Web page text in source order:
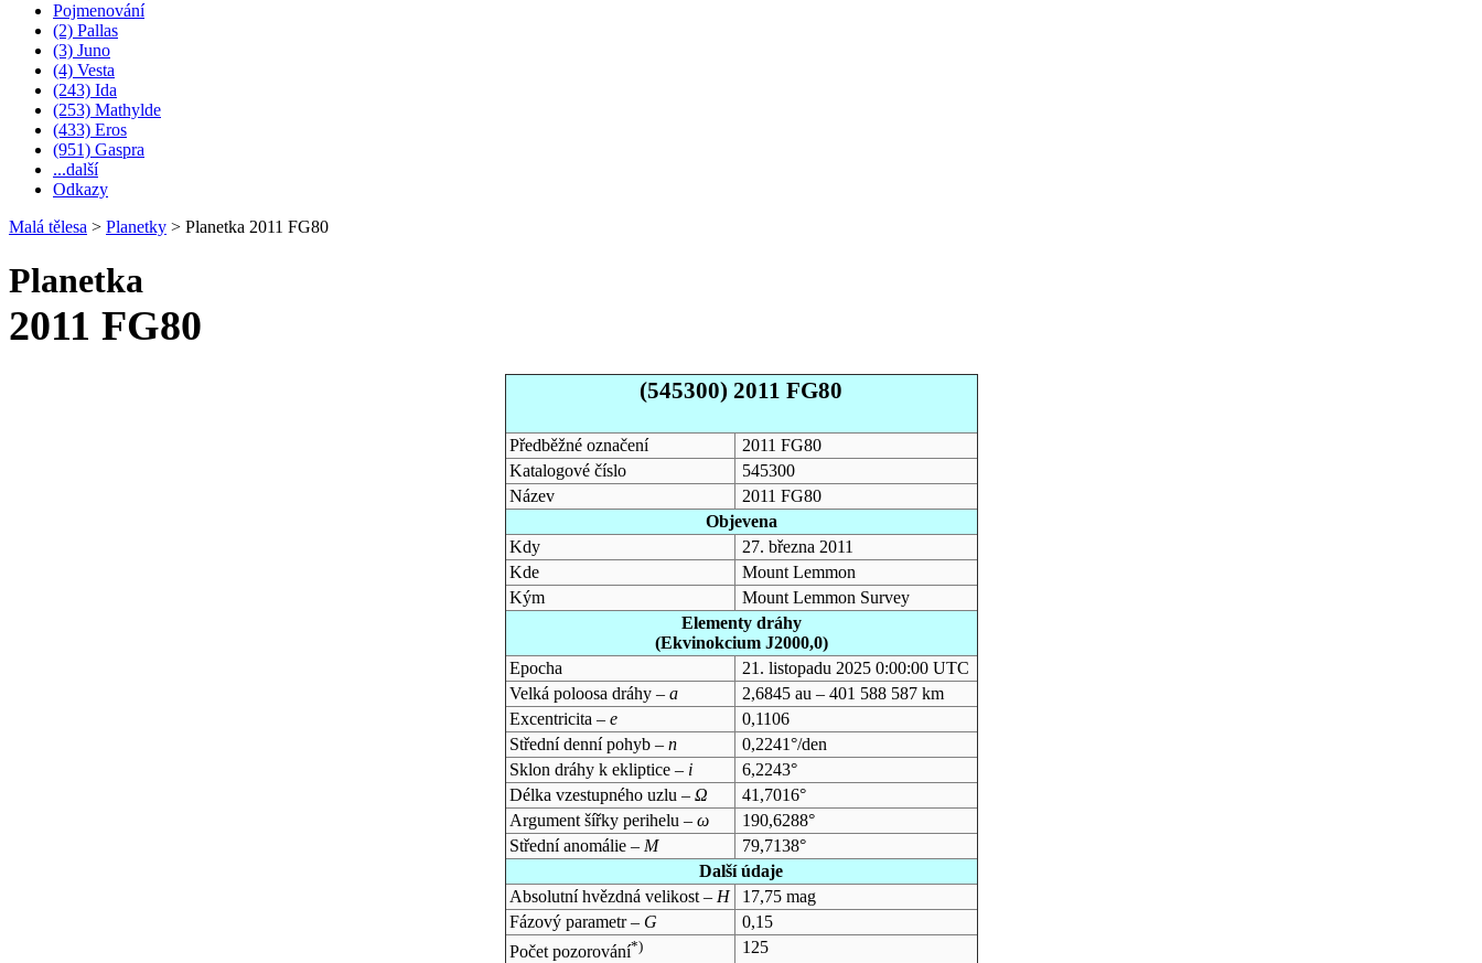
Pojmenování
(2) Pallas
(3) Juno
(4) Vesta
(243) Ida
(253) Mathylde
(433) Eros
(951) Gaspra
...další
Odkazy
Malá tělesa > Planetky > Planetka 2011 FG80
Planetka
2011 FG80
(545300) 2011 FG80
Předběžné označení
2011 FG80
Katalogové číslo
545300
Název
2011 FG80
Objevena
Kdy
27. března 2011
Kde
Mount Lemmon
Kým
Mount Lemmon Survey
Elementy dráhy
(Ekvinokcium J2000,0)
Epocha
21. listopadu 2025 0:00:00 UTC
Velká poloosa dráhy – a
2,6845 au – 401 588 587 km
Excentricita – e
0,1106
Střední denní pohyb – n
0,2241°/den
Sklon dráhy k ekliptice – i
6,2243°
Délka vzestupného uzlu – Ω
41,7016°
Argument šířky perihelu – ω
190,6288°
Střední anomálie – M
79,7138°
Další údaje
Absolutní hvězdná velikost – H
17,75 mag
Fázový parametr – G
0,15
Počet pozorování*)
125